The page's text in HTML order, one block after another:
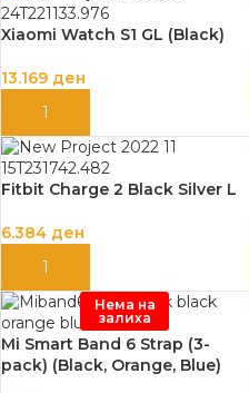
Xiaomi Watch S1 GL (Black)
13.169 ден
ДОДАЈ ВО КОШНИЦА
Fitbit Charge 2 Black Silver L
6.384 ден
ДОДАЈ ВО КОШНИЦА
Нема на
залиха
Mi Smart Band 6 Strap (3-
pack) (Black, Orange, Blue)